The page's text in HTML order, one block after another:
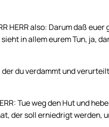
HERR also: Darum daß
in allem eurem Tun, ja,
der du verdammt und
Tue weg den Hut und
der soll erniedrigt werden,